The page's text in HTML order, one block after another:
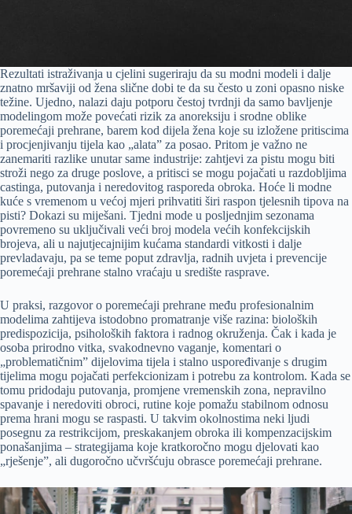
Rezultati istraživanja u cjelini sugeriraju da su modni modeli i dalje
znatno mršaviji od žena slične dobi te da su često u zoni opasno niske
težine. Ujedno, nalazi daju potporu čestoj tvrdnji da samo bavljenje
modelingom može povećati rizik za anoreksiju i srodne oblike
poremećaji prehrane, barem kod dijela žena koje su izložene pritiscima
i procjenjivanju tijela kao „alata” za posao. Pritom je važno ne
zanemariti razlike unutar same industrije: zahtjevi za pistu mogu biti
stroži nego za druge poslove, a pritisci se mogu pojačati u razdobljima
castinga, putovanja i neredovitog rasporeda obroka. Hoće li modne
kuće s vremenom u većoj mjeri prihvatiti širi raspon tjelesnih tipova na
pisti? Dokazi su miješani. Tjedni mode u posljednjim sezonama
povremeno su uključivali veći broj modela većih konfekcijskih
brojeva, ali u najutjecajnijim kućama standardi vitkosti i dalje
prevladavaju, pa se teme poput zdravlja, radnih uvjeta i prevencije
poremećaji prehrane stalno vraćaju u središte rasprave.
U praksi, razgovor o poremećaji prehrane među profesionalnim
modelima zahtijeva istodobno promatranje više razina: bioloških
predispozicija, psiholoških faktora i radnog okruženja. Čak i kada je
osoba prirodno vitka, svakodnevno vaganje, komentari o
„problematičnim” dijelovima tijela i stalno uspoređivanje s drugim
tijelima mogu pojačati perfekcionizam i potrebu za kontrolom. Kada se
tomu pridodaju putovanja, promjene vremenskih zona, nepravilno
spavanje i neredoviti obroci, rutine koje pomažu stabilnom odnosu
prema hrani mogu se raspasti. U takvim okolnostima neki ljudi
posegnu za restrikcijom, preskakanjem obroka ili kompenzacijskim
ponašanjima – strategijama koje kratkoročno mogu djelovati kao
„rješenje”, ali dugoročno učvršćuju obrasce poremećaji prehrane.